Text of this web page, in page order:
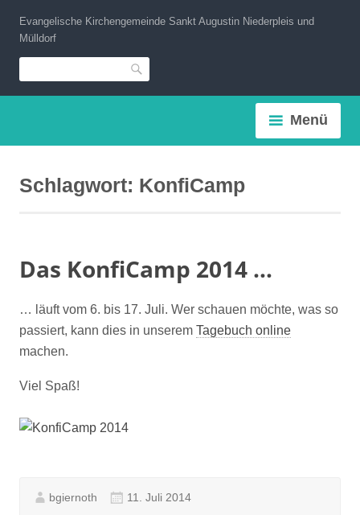
Inhalt
springen
Evangelische Kirchengemeinde Sankt Augustin Niederpleis und
Mülldorf
Suche
Menü
Schlagwort: KonfiCamp
Das KonfiCamp 2014 …
… läuft vom 6. bis 17. Juli. Wer schauen möchte, was so
passiert, kann dies in unserem Tagebuch online
machen.
Viel Spaß!
bgiernoth 11. Juli 2014